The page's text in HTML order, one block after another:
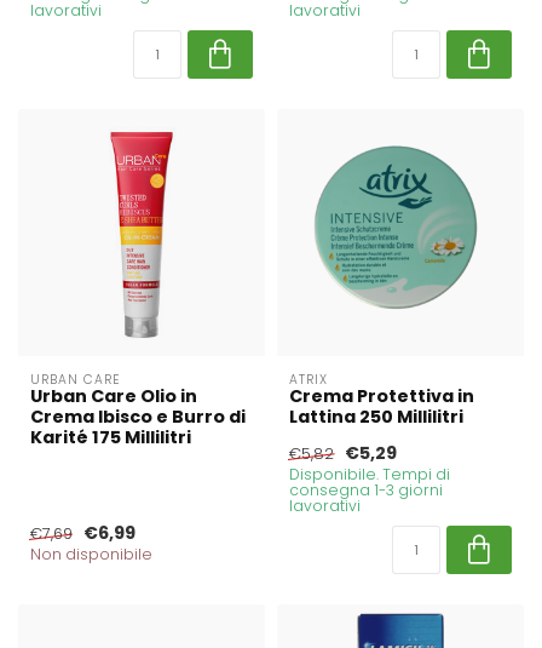
lavorativi lavorativi
URBAN CARE
Urban Care Olio in
Crema Ibisco e Burro di
Karité 175 Millilitri
€7,69 €6,99
Non disponibile
ATRIX
Crema Protettiva in
Lattina 250 Millilitri
€5,82 €5,29
Disponibile. Tempi di
consegna 1-3 giorni
lavorativi